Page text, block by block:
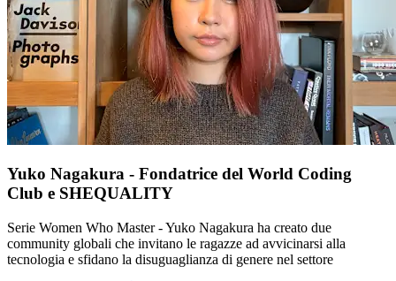
Yuko Nagakura - Fondatrice del World Coding
Club e SHEQUALITY
Serie Women Who Master - Yuko Nagakura ha creato due
community globali che invitano le ragazze ad avvicinarsi alla
tecnologia e sfidano la disuguaglianza di genere nel settore